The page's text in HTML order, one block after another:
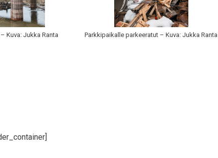
Kuva: Jukka Ranta Parkkipaikalle parkeeratut – Kuva: Jukka Ranta